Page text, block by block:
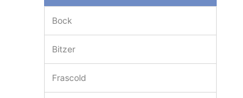
Bock
Bitzer
Frascold